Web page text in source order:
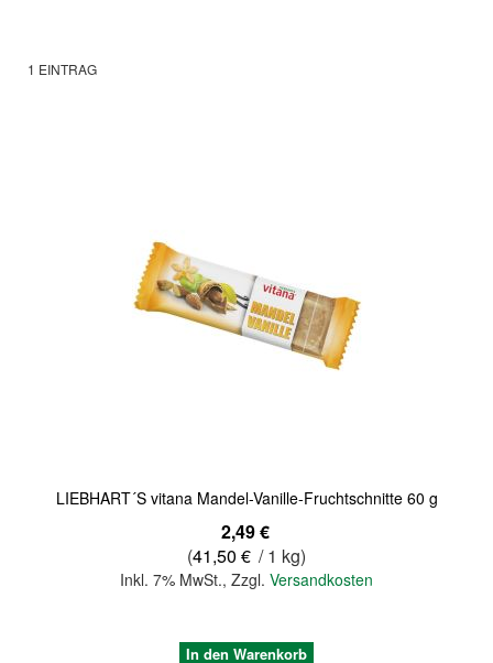
1 EINTRAG
LIEBHART´S vitana Mandel-Vanille-Fruchtschnitte 60 g
2,49 €
(41,50 € / 1 kg)
Inkl. 7% MwSt., Zzgl. Versandkosten
In den Warenkorb